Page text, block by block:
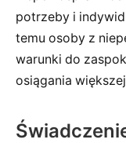
potrzeby i
temu osoby z
warunki do
osiągania